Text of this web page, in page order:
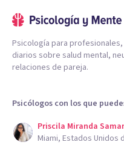
Psicología para
diarios sobre salud mental,
relaciones de pareja.
Psicólogos con los que
Priscila Miranda
Miami, Estados Unidos